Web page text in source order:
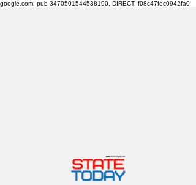
google.com, pub-3470501544538190, DIRECT, f08c47fec0942fa0